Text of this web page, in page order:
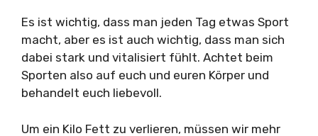
Es ist wichtig, dass man jeden Tag etwas Sport
macht, aber es ist auch wichtig, dass man sich
dabei stark und vitalisiert fühlt. Achtet beim
Sporten also auf euch und euren Körper und
behandelt euch liebevoll.
Um ein Kilo Fett zu verlieren, müssen wir mehr